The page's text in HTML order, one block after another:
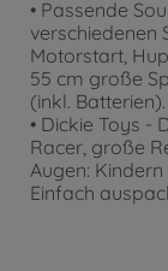
• Passende
verschiedenen
Motorstart,
55 cm große
(inkl. Batterien).
• Dickie Toys -
Racer, große
Augen:
Einfach